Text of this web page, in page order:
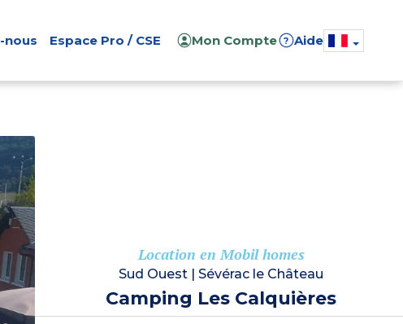
nous Espace Pro / CSE Mon Compte ? Aide
Location en Mobil homes
Sud Ouest Sévérac le Château
Camping Les Calquières